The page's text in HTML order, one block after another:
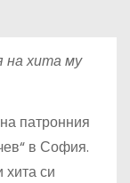
на хита му
патронния
в София.
си